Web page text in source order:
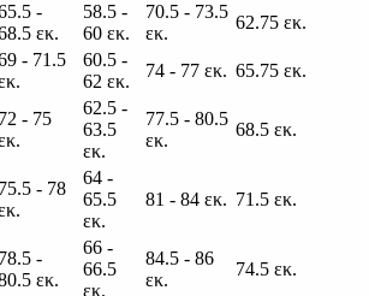
-
εκ.
58.5 -
60 εκ.
70.5 - 73.5
εκ.
62.75 εκ.
- 71.5
60.5 -
62 εκ.
74 - 77 εκ. 65.75 εκ.
72 - 75
62.5 -
63.5
εκ.
77.5 - 80.5
εκ.
68.5 εκ.
75.5 - 78
64 -
65.5
εκ.
81 - 84 εκ. 71.5 εκ.
78.5 -
εκ.
66 -
66.5
εκ.
84.5 - 86
εκ.
74.5 εκ.